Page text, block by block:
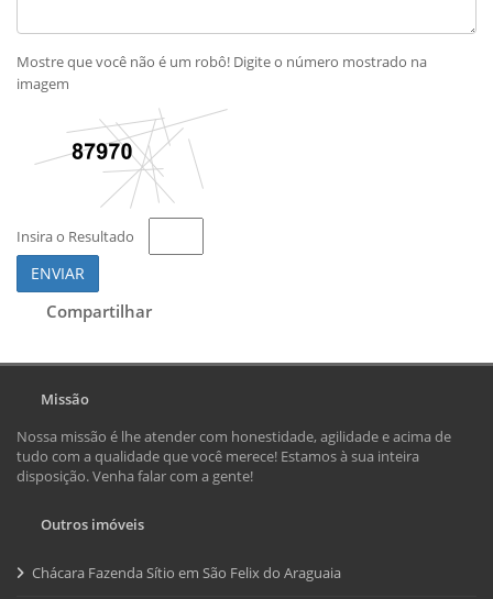
Mostre que você não é um robô! Digite o número mostrado na
imagem
Insira o Resultado
ENVIAR
Compartilhar
Missão
Nossa missão é lhe atender com honestidade, agilidade e acima de
tudo com a qualidade que você merece! Estamos à sua inteira
disposição. Venha falar com a gente!
Outros imóveis
Chácara Fazenda Sítio em São Felix do Araguaia